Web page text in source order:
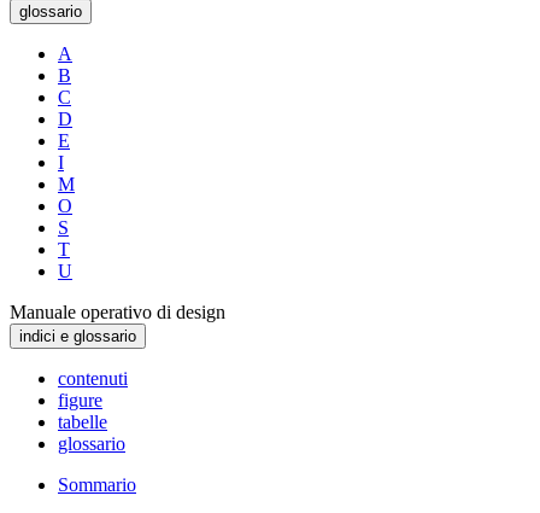
glossario
A
B
C
D
E
I
M
O
S
T
U
Manuale operativo di design
indici e glossario
contenuti
figure
tabelle
glossario
Sommario